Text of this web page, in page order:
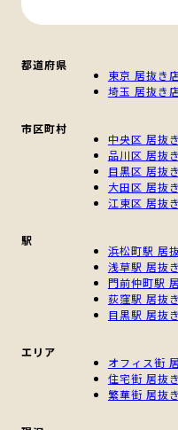
都道府県
東京 居抜き
埼玉 居抜き
市区町村
中央区 居抜
品川区 居抜
目黒区 居抜
大田区 居抜
江東区 居抜
駅
浜松町駅 居
浅草駅 居抜
門前仲町駅
荻窪駅 居抜
目黒駅 居抜
エリア
オフィス街
住宅街 居抜
繁華街 居抜